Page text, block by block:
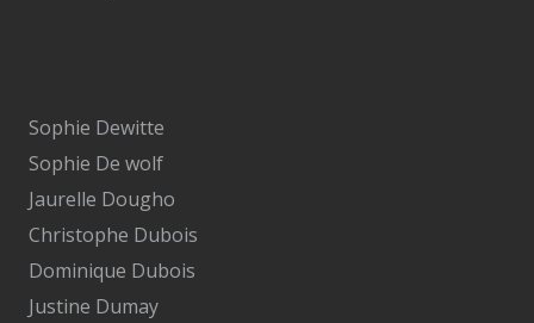
Sophie Dewitte
Sophie De wolf
Jaurelle Dougho
Christophe Dubois
Dominique Dubois
Justine Dumay